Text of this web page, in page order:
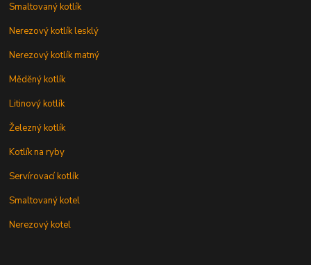
Smaltovaný kotlík
Nerezový kotlík lesklý
Nerezový kotlík matný
Měděný kotlík
Litinový kotlík
Železný kotlík
Kotlík na ryby
Servírovací kotlík
Smaltovaný kotel
Nerezový kotel